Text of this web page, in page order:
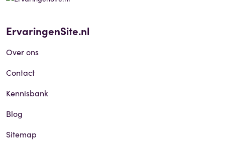
ErvaringenSite.nl
Over ons
Contact
Kennisbank
Blog
Sitemap